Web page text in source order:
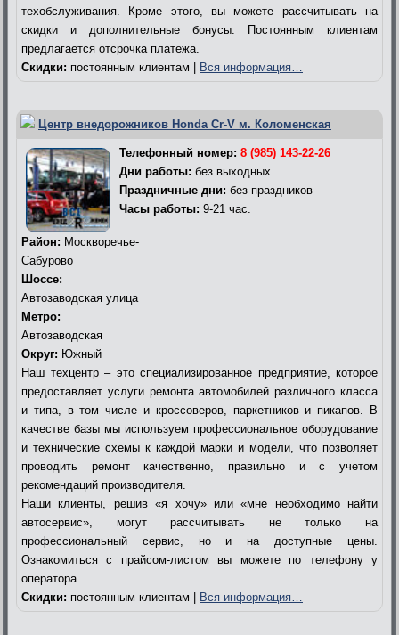
техобслуживания. Кроме этого, вы можете рассчитывать на
скидки и дополнительные бонусы. Постоянным клиентам
предлагается отсрочка платежа.
Скидки: постоянным клиентам | Вся информация…
Центр внедорожников Honda Cr-V м. Коломенская
Телефонный номер: 8 (985) 143-22-26
Дни работы: без выходных
Праздничные дни: без праздников
Часы работы: 9-21 час.
Район: Москворечье-
Сабурово
Шоссе:
Автозаводская улица
Метро:
Автозаводская
Округ: Южный
Наш техцентр – это специализированное предприятие, которое
предоставляет услуги ремонта автомобилей различного класса
и типа, в том числе и кроссоверов, паркетников и пикапов. В
качестве базы мы используем профессиональное оборудование
и технические схемы к каждой марки и модели, что позволяет
проводить ремонт качественно, правильно и с учетом
рекомендаций производителя.
Наши клиенты, решив «я хочу» или «мне необходимо найти
автосервис», могут рассчитывать не только на
профессиональный сервис, но и на доступные цены.
Ознакомиться с прайсом-листом вы можете по телефону у
оператора.
Скидки: постоянным клиентам | Вся информация…